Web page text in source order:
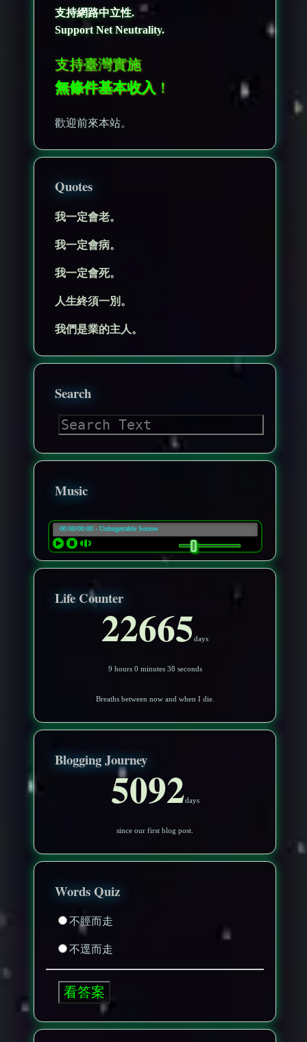
支持網路中立性.
Support Net Neutrality.
支持臺灣實施
無條件基本收入 ！
歡迎前來本站。
Quotes
我一定會老。
我一定會病。
我一定會死。
人生終須一別。
我們是業的主人。
Search
Music
Life Counter
22665days
9 hours 0 minutes 35 seconds
Breaths between now and when I die.
Blogging Journey
5092days
since our first blog post.
Words Quiz
不脛而走
不逕而走